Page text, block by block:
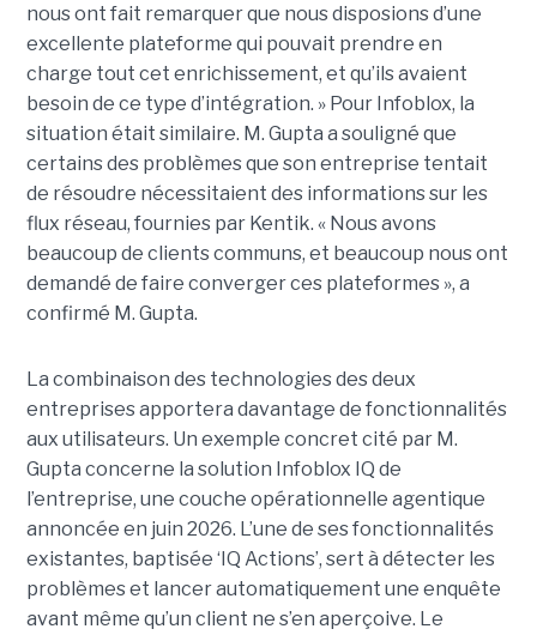
nous ont fait remarquer que nous disposions d’une
excellente plateforme qui pouvait prendre en
charge tout cet enrichissement, et qu’ils avaient
besoin de ce type d’intégration. » Pour Infoblox, la
situation était similaire. M. Gupta a souligné que
certains des problèmes que son entreprise tentait
de résoudre nécessitaient des informations sur les
flux réseau, fournies par Kentik. « Nous avons
beaucoup de clients communs, et beaucoup nous ont
demandé de faire converger ces plateformes », a
confirmé M. Gupta.
La combinaison des technologies des deux
entreprises apportera davantage de fonctionnalités
aux utilisateurs. Un exemple concret cité par M.
Gupta concerne la solution Infoblox IQ de
l’entreprise, une couche opérationnelle agentique
annoncée en juin 2026. L’une de ses fonctionnalités
existantes, baptisée ‘IQ Actions’, sert à détecter les
problèmes et lancer automatiquement une enquête
avant même qu’un client ne s’en aperçoive. Le